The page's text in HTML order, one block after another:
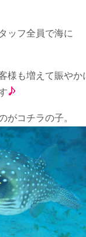
ッフ全員で海に
様も増えて賑やか
がコチラの子。